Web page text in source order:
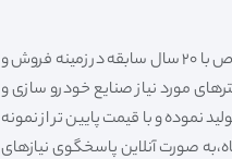
فیلتر شکری تهیه و توزیع کننده انواع فیلتر خودروهای سواری،سنگین،راهسازی و دستگاه های صنعتی و فیلتر های خاص با 20 سال سابقه در زمینه فروش و
مورد نیاز صنایع خودرو سازی و
نموده و با قیمت پایین تر از نمونه
صورت آنلاین پاسخگوی نیازهای